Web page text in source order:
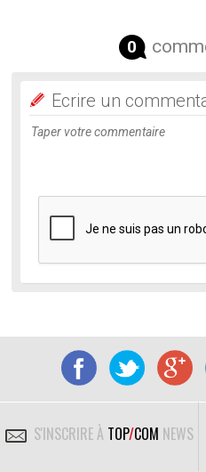
0
Ecrire un
S'INSCRIRE À TOP/COM NEWS